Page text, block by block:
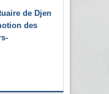
de Djen
des